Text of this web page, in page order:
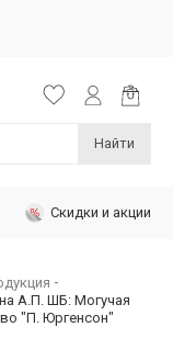
Найти
Скидки и акции
А.П. ШБ: Могучая
"П. Юргенсон"